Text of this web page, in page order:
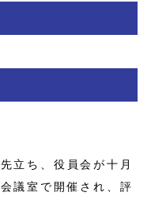
立ち、役員会が十月
議室で開催され、評